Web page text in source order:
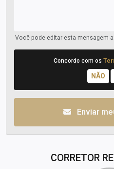
Você pode editar esta mensagem
Concordo com os
Enviar
CORRETOR